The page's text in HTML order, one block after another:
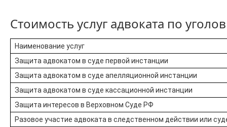
Стоимость услуг адвоката по
Наименование услуг
Защита адвокатом в суде первой инстанции
Защита адвокатом в суде апелляционной инстанции
Защита адвокатом в суде кассационной инстанции
Защита интересов в Верховном Суде РФ
Разовое участие адвоката в следственном действии или